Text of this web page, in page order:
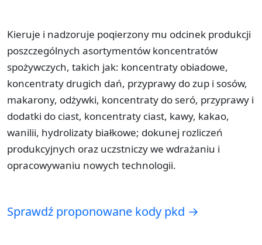
Kieruje i nadzoruje poqierzony mu odcinek produkcji
poszczególnych asortymentów koncentratów
spożywczych, takich jak: koncentraty obiadowe,
koncentraty drugich dań, przyprawy do zup i sosów,
makarony, odżywki, koncentraty do seró, przyprawy i
dodatki do ciast, koncentraty ciast, kawy, kakao,
wanilii, hydrolizaty białkowe; dokunej rozliczeń
produkcyjnych oraz uczstniczy we wdrażaniu i
opracowywaniu nowych technologii.
Sprawdź proponowane kody pkd →